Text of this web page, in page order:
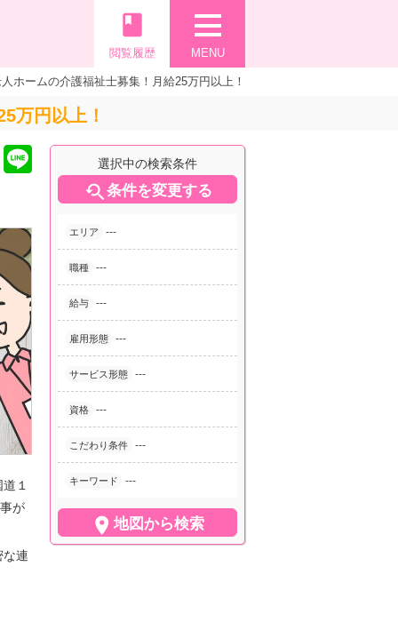
MENU
book
閲覧履歴
ホームの介護福祉士募集！月給25万円以上！
万円以上！
選択中の検索条件
条件を変更する
エリア ---
職種 ---
給与 ---
雇用形態 ---
サービス形態 ---
資格 ---
こだわり条件 ---
キーワード ---
 地図から検索
１
が
な連